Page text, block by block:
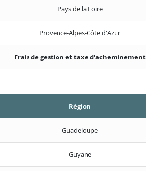
Pays de la Loire
Provence-Alpes-Côte d'Azur
Frais de gestion et taxe d'acheminement
Région
Guadeloupe
Guyane